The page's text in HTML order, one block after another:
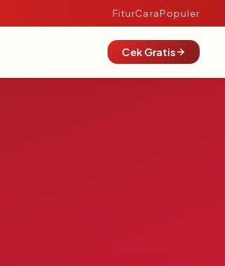
FiturCaraPopuler
Cek Gratis